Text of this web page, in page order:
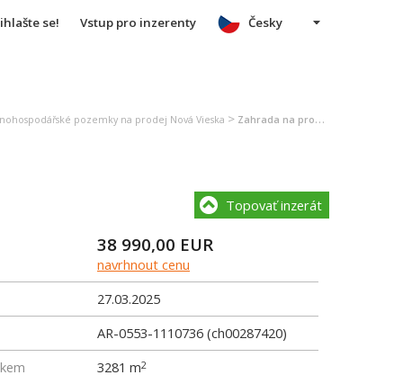
se! Vstup pro inzerenty Česky
pozemky na prodej Nová Vieska > Zahrada na prodej Nová Vieska
Topovať inzerát
38 990,00 EUR
navrhnout cenu
27.03.2025
AR-0553-1110736 (ch00287420)
3281 m2